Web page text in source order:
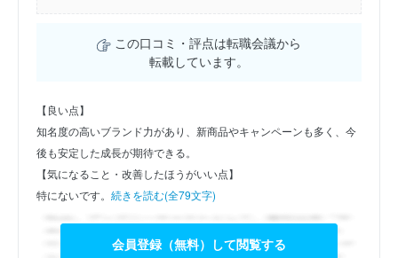
この口コミ・評点は転職会議から
転載しています。
【良い点】
知名度の高いブランド力があり、新商品やキャンペーンも多く、今
後も安定した成長が期待できる。
【気になること・改善したほうがいい点】
特にないです。 続きを読む(全79文字)
会員登録（無料）して閲覧する